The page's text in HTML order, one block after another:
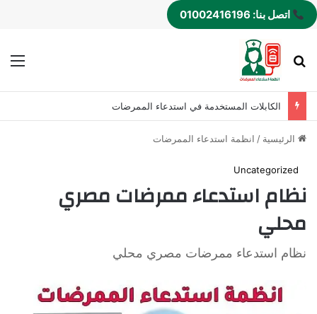
اتصل بنا: 01002416196
بحث عن
الكابلات المستخدمة في استدعاء الممرضات
الرئيسية / انظمة استدعاء الممرضات
Uncategorized
نظام استدعاء ممرضات مصري
محلي
نظام استدعاء ممرضات مصري محلي